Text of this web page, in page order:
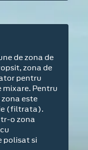
de zona de
zona de
pentru
Pentru
este
(filtrata).
o zona
polisat si